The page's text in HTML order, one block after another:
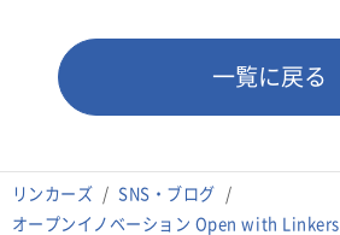
リンカーズ
SNS・ブログ
オープンイノベーション Open with Linkers
一覧に戻る